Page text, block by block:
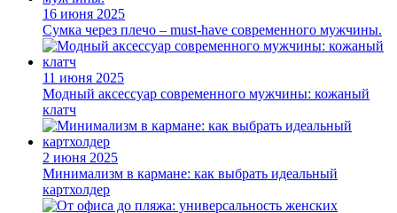
16 июня 2025
Сумка через плечо – must-have современного мужчины.
11 июня 2025
Модный аксессуар современного мужчины: кожаный
клатч
2 июня 2025
Минимализм в кармане: как выбрать идеальный
картхолдер